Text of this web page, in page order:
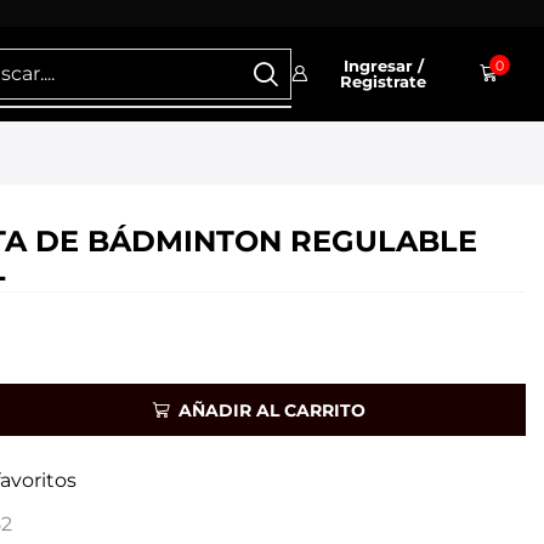
Ingresar /
Registrate
0
DE BÁDMINTON REGULABLE
AÑADIR AL CARRITO